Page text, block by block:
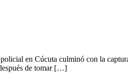
en Cúcuta culminó con la
de tomar […]